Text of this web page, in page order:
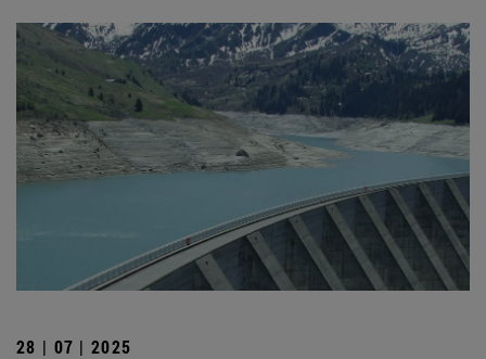
28 | 07 | 2025